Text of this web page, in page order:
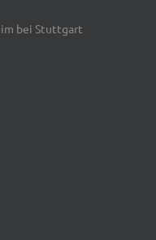
bei Stuttgart